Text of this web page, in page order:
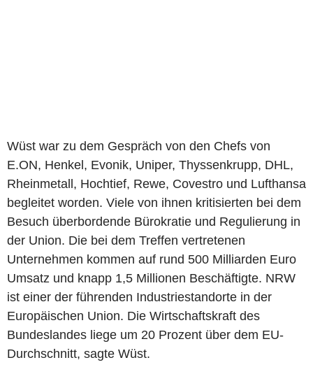
Wüst war zu dem Gespräch von den Chefs von
E.ON, Henkel, Evonik, Uniper, Thyssenkrupp, DHL,
Rheinmetall, Hochtief, Rewe, Covestro und Lufthansa
begleitet worden. Viele von ihnen kritisierten bei dem
Besuch überbordende Bürokratie und Regulierung in
der Union. Die bei dem Treffen vertretenen
Unternehmen kommen auf rund 500 Milliarden Euro
Umsatz und knapp 1,5 Millionen Beschäftigte. NRW
ist einer der führenden Industriestandorte in der
Europäischen Union. Die Wirtschaftskraft des
Bundeslandes liege um 20 Prozent über dem EU-
Durchschnitt, sagte Wüst.